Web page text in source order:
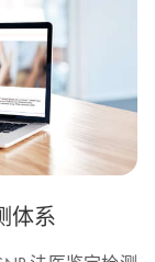
体系